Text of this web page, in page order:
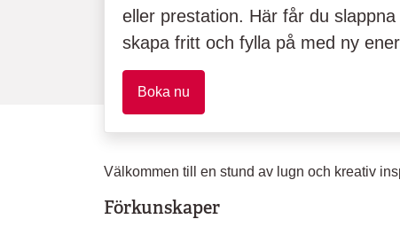
eller prestation. Här får du
skapa fritt och fylla på med ny
Boka nu
Välkommen till en stund av lugn och kreativ
Förkunskaper